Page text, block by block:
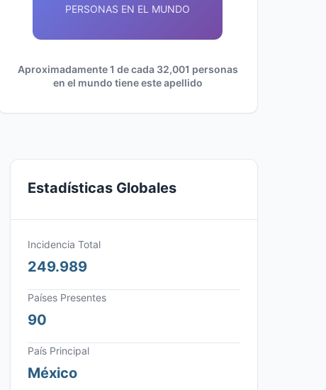
PERSONAS EN EL MUNDO
Aproximadamente 1 de cada 32,001 personas
en el mundo tiene este apellido
Estadísticas Globales
Incidencia Total
249.989
Países Presentes
90
País Principal
México